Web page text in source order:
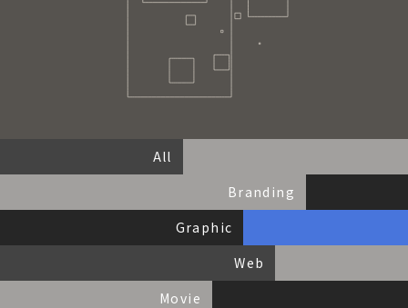
クリエイティブ実績
Service私たちにできること
Faqよくある質問
お問い合わせ
All
Branding
Graphic
Web
Movie